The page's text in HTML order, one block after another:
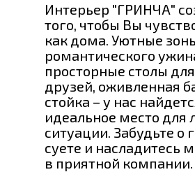
Интерьер "ГРИНЧА"
того, чтобы Вы
как дома. Уютные
романтического
просторные столы
друзей, оживленная
стойка – у нас
идеальное место для
ситуации. Забудьте о
суете и насладитесь
в приятной компании.